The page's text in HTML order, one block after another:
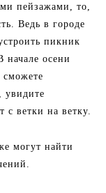
пейзажами, то,
Ведь в городе
пикник
начале осени
увидите
с ветки на ветку.
могут найти